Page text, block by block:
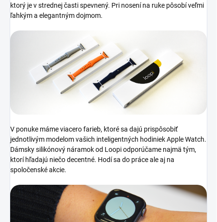
ktorý je v strednej časti spevnený. Pri nosení na ruke pôsobí veľmi
ľahkým a elegantným dojmom.
V ponuke máme viacero farieb, ktoré sa dajú prispôsobiť
jednotlivým modelom vašich inteligentných hodiniek Apple Watch.
Dámsky silikónový náramok od Loopi odporúčame najmä tým,
ktorí hľadajú niečo decentné. Hodí sa do práce ale aj na
spoločenské akcie.